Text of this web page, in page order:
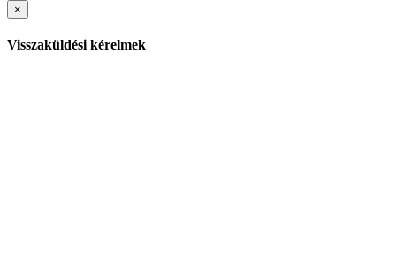
×
Visszaküldési kérelmek